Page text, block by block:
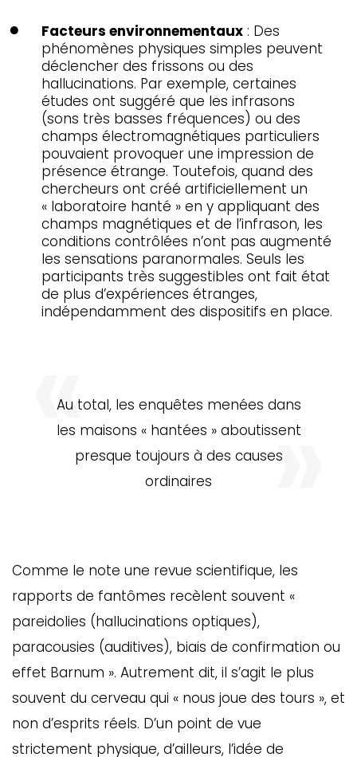
Facteurs environnementaux : Des
phénomènes physiques simples peuvent
déclencher des frissons ou des
hallucinations. Par exemple, certaines
études ont suggéré que les infrasons
(sons très basses fréquences) ou des
champs électromagnétiques particuliers
pouvaient provoquer une impression de
présence étrange. Toutefois, quand des
chercheurs ont créé artificiellement un
« laboratoire hanté » en y appliquant des
champs magnétiques et de l’infrason, les
conditions contrôlées n’ont pas augmenté
les sensations paranormales. Seuls les
participants très suggestibles ont fait état
de plus d’expériences étranges,
indépendamment des dispositifs en place.
Au total, les enquêtes menées dans
les maisons « hantées » aboutissent
presque toujours à des causes
ordinaires
Comme le note une revue scientifique, les
rapports de fantômes recèlent souvent «
pareidolies (hallucinations optiques),
paracousies (auditives), biais de confirmation ou
effet Barnum ». Autrement dit, il s’agit le plus
souvent du cerveau qui « nous joue des tours », et
non d’esprits réels. D’un point de vue
strictement physique, d’ailleurs, l’idée de